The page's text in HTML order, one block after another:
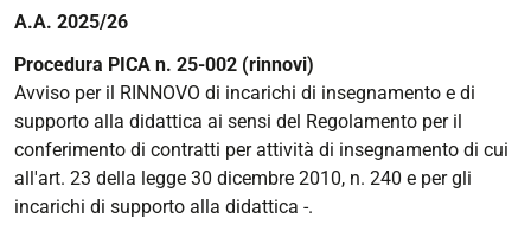
A.A. 2025/26
Procedura PICA n. 25-002 (rinnovi)
Avviso per il RINNOVO di incarichi di insegnamento e di
supporto alla didattica ai sensi del Regolamento per il
conferimento di contratti per attività di insegnamento di cui
all'art. 23 della legge 30 dicembre 2010, n. 240 e per gli
incarichi di supporto alla didattica -.